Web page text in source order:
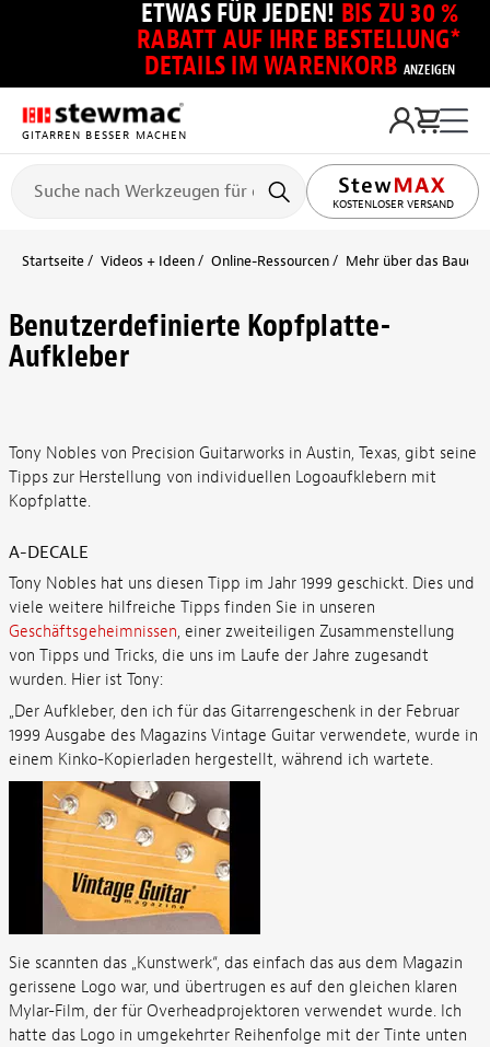
ETWAS FÜR JEDEN! BIS ZU 30 %
RABATT AUF IHRE BESTELLUNG*
DETAILS IM WARENKORB ANZEIGEN
GITARREN BESSER MACHEN
KOSTENLOSER VERSAND
Startseite Videos + Ideen Online-Ressourcen Mehr über das Bauen
Benutzerdefinierte Kopfplatte-
Aufkleber
Tony Nobles von Precision Guitarworks in Austin, Texas, gibt seine
Tipps zur Herstellung von individuellen Logoaufklebern mit
Kopfplatte.
A-DECALE
Tony Nobles hat uns diesen Tipp im Jahr 1999 geschickt. Dies und
viele weitere hilfreiche Tipps finden Sie in unseren
Geschäftsgeheimnissen, einer zweiteiligen Zusammenstellung
von Tipps und Tricks, die uns im Laufe der Jahre zugesandt
wurden. Hier ist Tony:
„Der Aufkleber, den ich für das Gitarrengeschenk in der Februar
1999 Ausgabe des Magazins Vintage Guitar verwendete, wurde in
einem Kinko-Kopierladen hergestellt, während ich wartete.
Sie scannten das „Kunstwerk“, das einfach das aus dem Magazin
gerissene Logo war, und übertrugen es auf den gleichen klaren
Mylar-Film, der für Overheadprojektoren verwendet wurde. Ich
hatte das Logo in umgekehrter Reihenfolge mit der Tinte unten